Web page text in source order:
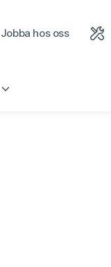
Jobba hos oss